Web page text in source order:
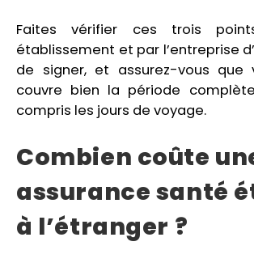
Faites vérifier ces trois
établissement et par l’entreprise
de signer, et assurez-vous que
couvre bien la période
compris les jours de voyage.
Combien coûte
assurance santé
à l’étranger ?